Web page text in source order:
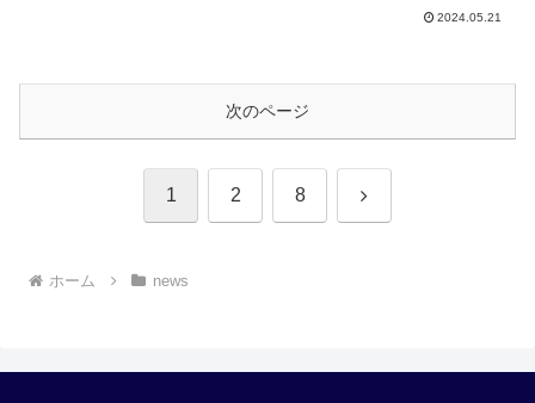
2024.05.21
次のページ
1 2 8 次
ホーム news